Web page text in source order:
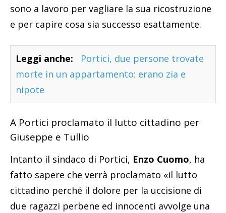
sono a lavoro per vagliare la sua ricostruzione
e per capire cosa sia successo esattamente.
Leggi anche:
Portici, due persone trovate
morte in un appartamento: erano zia e
nipote
A Portici proclamato il lutto cittadino per
Giuseppe e Tullio
Intanto il sindaco di Portici, Enzo Cuomo, ha
fatto sapere che verrà proclamato «il lutto
cittadino perché il dolore per la uccisione di
due ragazzi perbene ed innocenti avvolge una